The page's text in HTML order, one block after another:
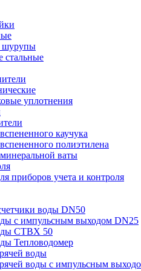
шурупы
уплотнения
каучука
полиэтилена
ваты
приборов учета и контроля
воды DN50
с импульсным выходом DN25
СТВХ 50
Тепловодомер
воды
воды с импульсным